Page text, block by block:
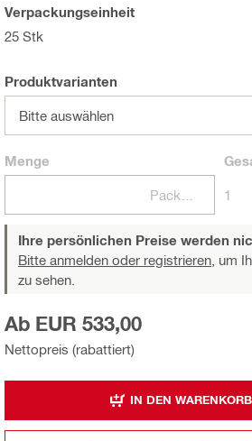
Verpackungseinheit
25 Stk
Produktvarianten
Bitte auswählen
Menge
1
Ihre persönlichen Preise werden
Bitte anmelden oder registrieren, um
zu sehen.
Nettopreis (rabattiert)
Ab EUR 533,00
IN DEN